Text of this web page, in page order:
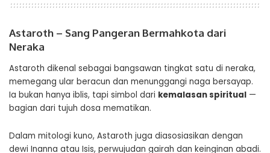
Astaroth – Sang Pangeran Bermahkota dari
Neraka
Astaroth dikenal sebagai bangsawan tingkat satu di neraka,
memegang ular beracun dan menunggangi naga bersayap.
Ia bukan hanya iblis, tapi simbol dari kemalasan spiritual —
bagian dari tujuh dosa mematikan.
Dalam mitologi kuno, Astaroth juga diasosiasikan dengan
dewi Inanna atau Isis, perwujudan gairah dan keinginan abadi.